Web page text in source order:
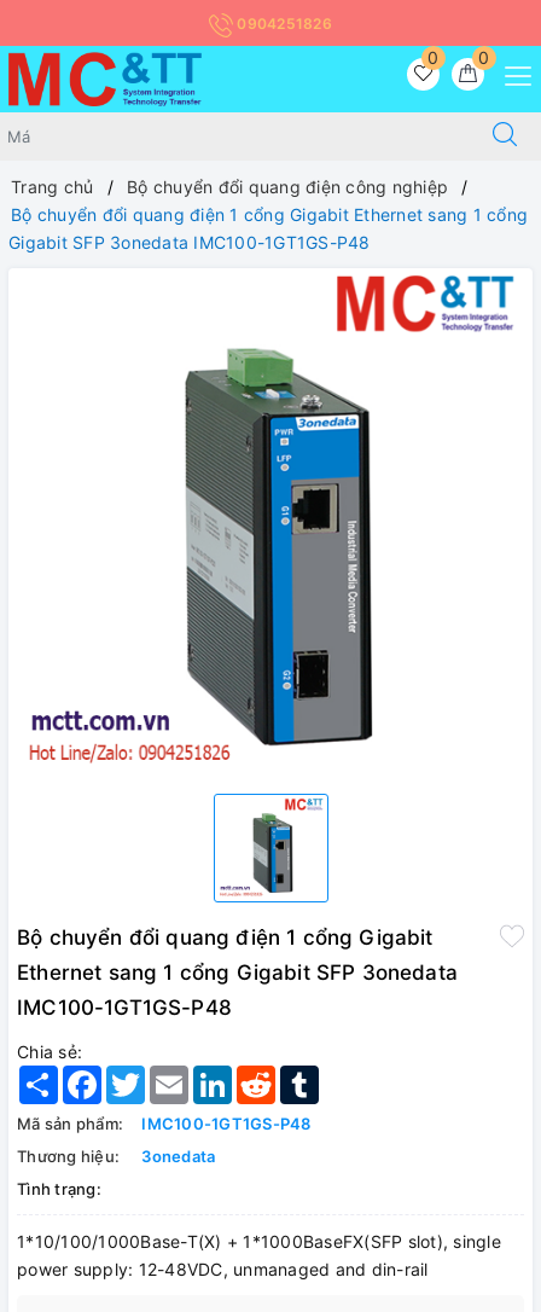
0904251826
0
0
Trang chủ
Bộ chuyển đổi quang điện công nghiệp
Bộ chuyển đổi quang điện 1 cổng Gigabit Ethernet sang 1 cổng
Gigabit SFP 3onedata IMC100-1GT1GS-P48
Bộ chuyển đổi quang điện 1 cổng Gigabit
Ethernet sang 1 cổng Gigabit SFP 3onedata
IMC100-1GT1GS-P48
Chia sẻ:
Share Facebook
TwitterEmail LinkedInReddit
Mã sản phẩm:
IMC100-1GT1GS-P48
Thương hiệu:
3onedata
Tình trạng:
1*10/100/1000Base-T(X) + 1*1000BaseFX(SFP slot), single
power supply: 12-48VDC, unmanaged and din-rail